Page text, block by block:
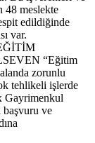
48 meslekte
edildiğinde
var.
“Eğitim
zorunlu
tehlikeli işlerde
Gayrimenkul
ve